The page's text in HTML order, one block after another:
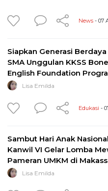
News - 07
Siapkan Generasi
SMA Unggulan KKSS
English Foundation
Lisa Emilda
Edukasi -
Sambut Hari Anak
Kanwil VI Gelar Lomba
Pameran UMKM di
Lisa Emilda